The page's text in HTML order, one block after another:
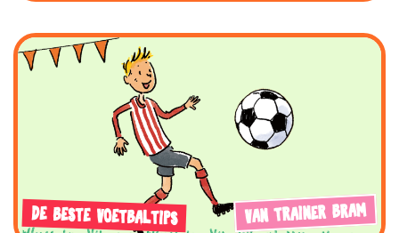
DE BESTE VOETBALTIPS VAN TRAINER BRAM